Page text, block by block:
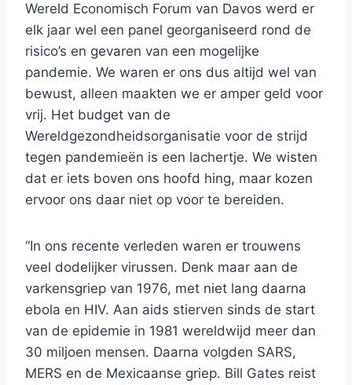
Wereld Economisch Forum van Davos werd er
elk jaar wel een panel georganiseerd rond de
risico’s en gevaren van een mogelijke
pandemie. We waren er ons dus altijd wel van
bewust, alleen maakten we er amper geld voor
vrij. Het budget van de
Wereldgezondheidsorganisatie voor de strijd
tegen pandemieën is een lachertje. We wisten
dat er iets boven ons hoofd hing, maar kozen
ervoor ons daar niet op voor te bereiden.
“In ons recente verleden waren er trouwens
veel dodelijker virussen. Denk maar aan de
varkensgriep van 1976, met niet lang daarna
ebola en HIV. Aan aids stierven sinds de start
van de epidemie in 1981 wereldwijd meer dan
30 miljoen mensen. Daarna volgden SARS,
MERS en de Mexicaanse griep. Bill Gates reist